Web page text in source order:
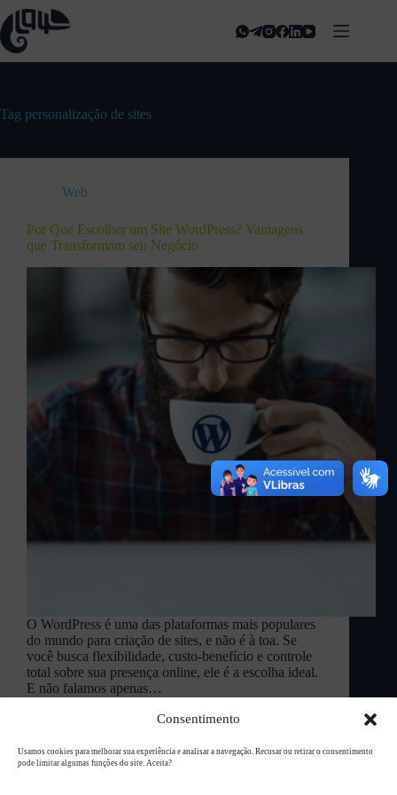
Consentimento
Usamos cookies para melhorar sua experiência e analisar a navegação. Recusar ou retirar o consentimento
pode limitar algumas funções do site. Aceita?
Tag personalização de sites
Web
Por Que Escolher um Site WordPress? Vantagens
que Transformam seu Negócio
O WordPress é uma das plataformas mais populares
do mundo para criação de sites, e não é à toa. Se
você busca flexibilidade, custo-benefício e controle
total sobre sua presença online, ele é a escolha ideal.
E não falamos apenas…